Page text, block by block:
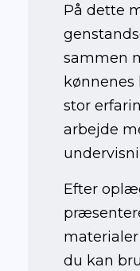
På dette
sammen
stor
arbejde
Efter
du kan